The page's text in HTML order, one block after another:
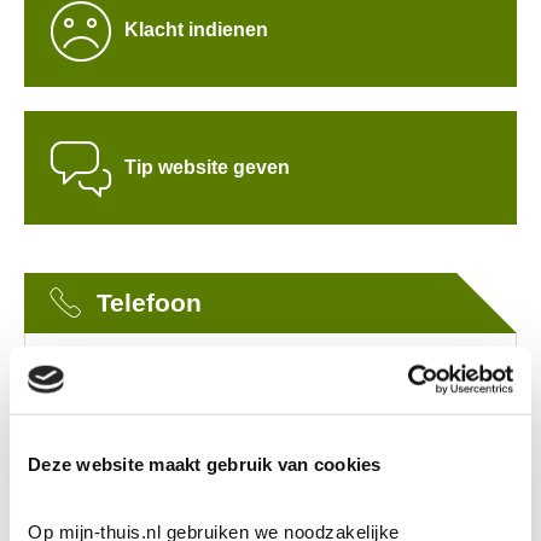
Deze website maakt gebruik van cookies
Op mijn-thuis.nl gebruiken we noodzakelijke
 Klacht indienen
 Tip website geven
Telefoon
Maandag t/m vrijdag v an 8.30 tot 17.00 uur.
(040) 24 99 999